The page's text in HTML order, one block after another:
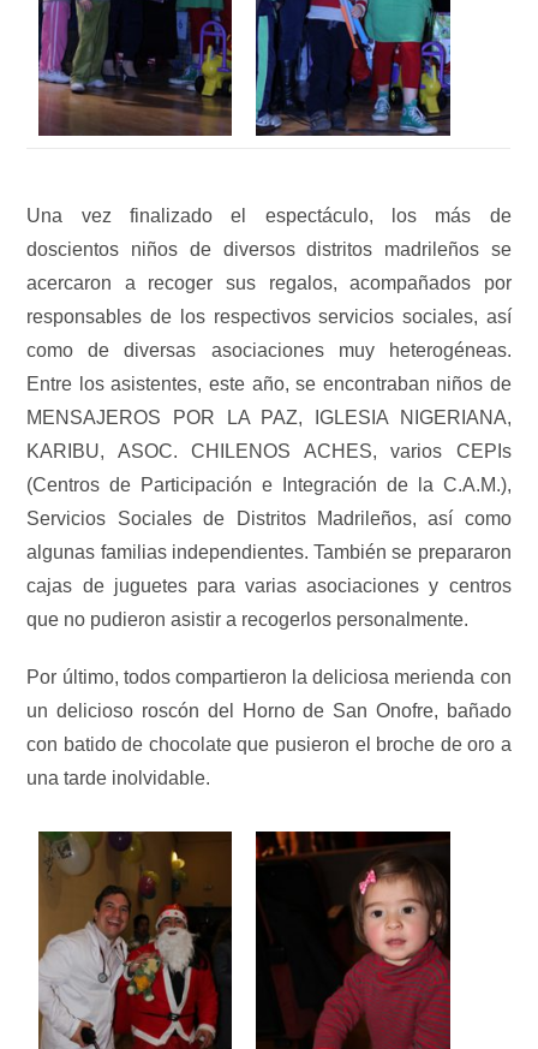
Una vez finalizado el espectáculo, los más de
doscientos niños de diversos distritos madrileños se
acercaron a recoger sus regalos, acompañados por
responsables de los respectivos servicios sociales, así
como de diversas asociaciones muy heterogéneas.
Entre los asistentes, este año, se encontraban niños de
MENSAJEROS POR LA PAZ, IGLESIA NIGERIANA,
KARIBU, ASOC. CHILENOS ACHES, varios CEPIs
(Centros de Participación e Integración de la C.A.M.),
Servicios Sociales de Distritos Madrileños, así como
algunas familias independientes. También se prepararon
cajas de juguetes para varias asociaciones y centros
que no pudieron asistir a recogerlos personalmente.
Por último, todos compartieron la deliciosa merienda con
un delicioso roscón del Horno de San Onofre, bañado
con batido de chocolate que pusieron el broche de oro a
una tarde inolvidable.